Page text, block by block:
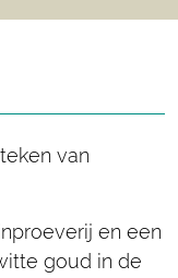
van
en een
goud in de